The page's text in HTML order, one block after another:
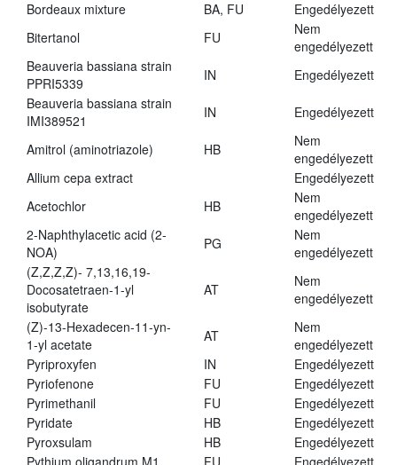
Bordeaux mixture BA, FU
Engedélyezett
Bitertanol
FU
Nem
engedélyezett
Beauveria bassiana strain
PPRI5339
IN
Engedélyezett
Beauveria bassiana strain
IMI389521
IN Engedélyezett
Amitrol (aminotriazole) HB
Nem
engedélyezett
Allium cepa extract
Engedélyezett
Acetochlor
HB
Nem
engedélyezett
2-Naphthylacetic acid (2-
NOA)
PG
Nem
engedélyezett
(Z,Z,Z,Z)- 7,13,16,19-
Docosatetraen-1-yl
isobutyrate
AT
Nem
engedélyezett
(Z)-13-Hexadecen-11-yn-
1-yl acetate
AT
Nem
engedélyezett
Pyriproxyfen
IN
Engedélyezett
Pyriofenone
FU
Engedélyezett
Pyrimethanil
FU
Engedélyezett
Pyridate
HB
Engedélyezett
Pyroxsulam
HB
Engedélyezett